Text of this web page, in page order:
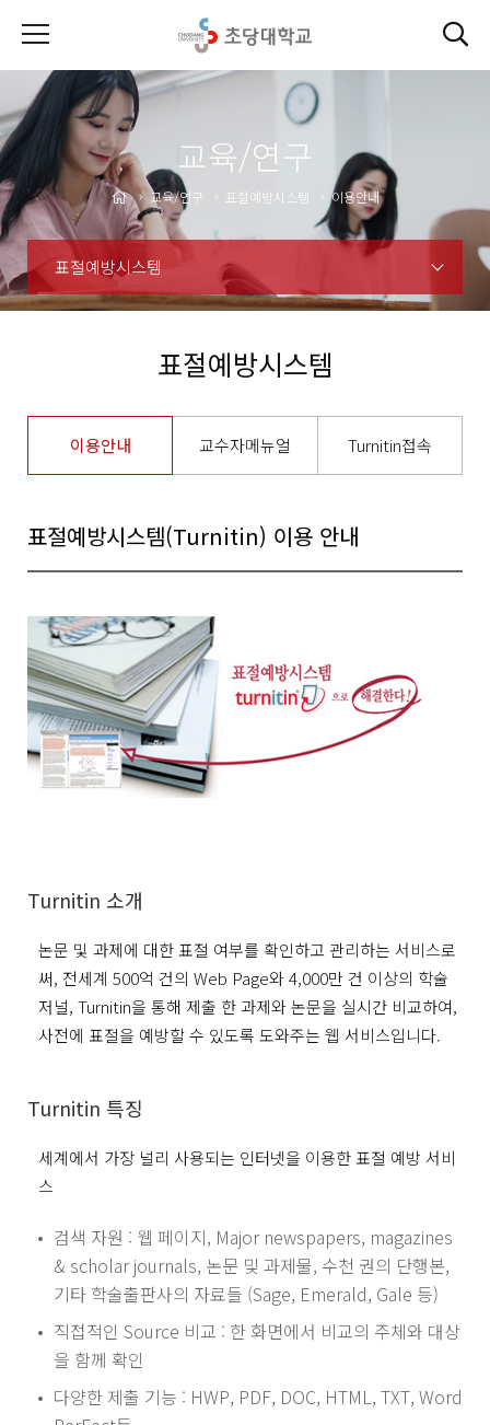
교육/연구
표절예방시스템
교육/연구 표절예방시스템 이용안내
표절예방시스템
이용안내 교수자메뉴얼 Turnitin접속
표절예방시스템(Turnitin) 이용 안내
Turnitin 소개
논문 및 과제에 대한 표절 여부를 확인하고 관리하는 서비스로
써, 전세계 500억 건의 Web Page와 4,000만 건 이상의 학술
저널, Turnitin을 통해 제출 한 과제와 논문을 실시간 비교하여,
사전에 표절을 예방할 수 있도록 도와주는 웹 서비스입니다.
Turnitin 특징
세계에서 가장 널리 사용되는 인터넷을 이용한 표절 예방 서비
스
검색 자원 : 웹 페이지, Major newspapers, magazines
& scholar journals, 논문 및 과제물, 수천 권의 단행본,
기타 학술출판사의 자료들 (Sage, Emerald, Gale 등)
직접적인 Source 비교 : 한 화면에서 비교의 주체와 대상
을 함께 확인
다양한 제출 기능 : HWP, PDF, DOC, HTML, TXT, Word